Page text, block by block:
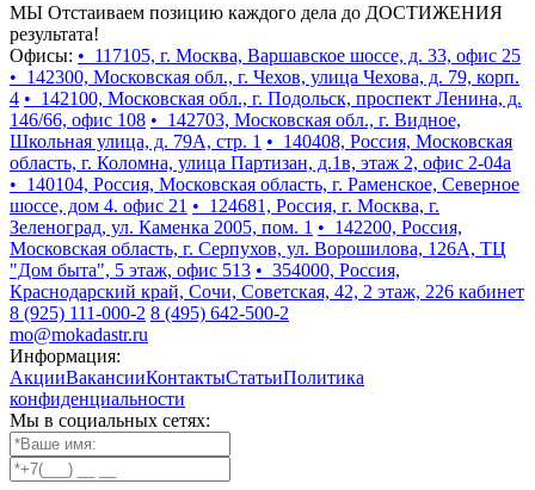
МЫ Отстаиваем позицию каждого дела до ДОСТИЖЕНИЯ
результата!
Офисы: • 117105, г. Москва, Варшавское шоссе, д. 33, офис 25
• 142300, Московская обл., г. Чехов, улица Чехова, д. 79, корп.
4 • 142100, Московская обл., г. Подольск, проспект Ленина, д.
146/66, офис 108 • 142703, Московская обл., г. Видное,
Школьная улица, д. 79А, стр. 1 • 140408, Россия, Московская
область, г. Коломна, улица Партизан, д.1в, этаж 2, офис 2-04а
• 140104, Россия, Московская область, г. Раменское, Северное
шоссе, дом 4. офис 21 • 124681, Россия, г. Москва, г.
Зеленоград, ул. Каменка 2005, пом. 1 • 142200, Россия,
Московская область, г. Серпухов, ул. Ворошилова, 126А, ТЦ
"Дом быта", 5 этаж, офис 513 • 354000, Россия,
Краснодарский край, Сочи, Советская, 42, 2 этаж, 226 кабинет
8 (925) 111-000-2 8 (495) 642-500-2
mo@mokadastr.ru
Информация:
АкцииВакансииКонтактыСтатьиПолитика
конфиденциальности
Мы в социальных сетях: